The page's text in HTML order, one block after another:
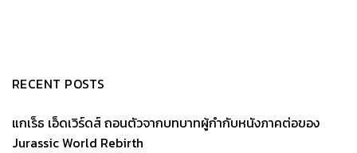
RECENT POSTS
แกเร็ธ เอ็ดเวิร์ดส์ ถอนตัวจากบทบาทผู้กำกับหนังภาคต่อของ
Jurassic World Rebirth